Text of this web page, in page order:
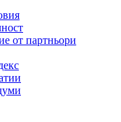
от партньори